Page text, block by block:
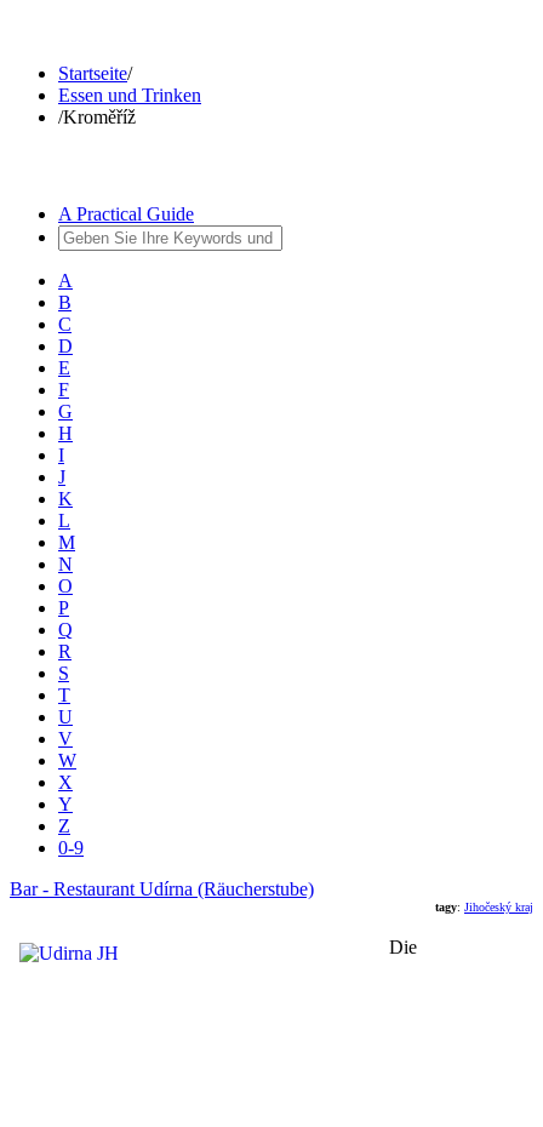
Startseite/
Essen und Trinken
/Kroměříž
A Practical Guide
A
B
C
D
E
F
G
H
I
J
K
L
M
N
O
P
Q
R
S
T
U
V
W
X
Y
Z
0-9
tagy: Jihočeský kraj
Bar - Restaurant Udírna (Räucherstube)
Die